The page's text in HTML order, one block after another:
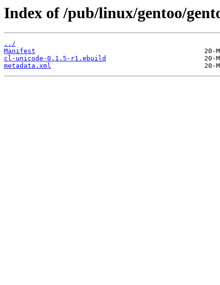
Index of /pub/linux/gentoo/
../
Manifest
cl-unicode-0.1.5-r1.ebuild
metadata.xml